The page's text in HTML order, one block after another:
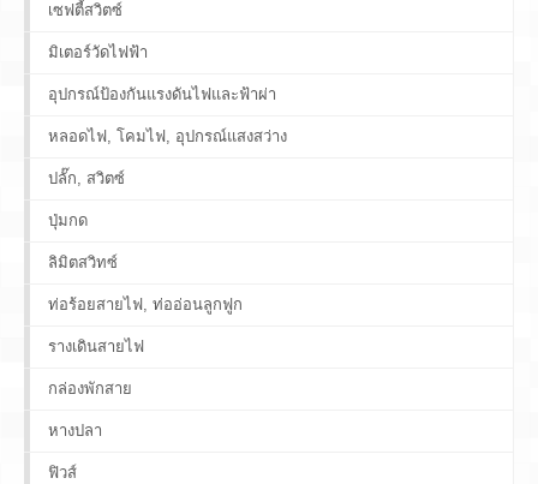
เซฟตี้สวิตซ์
มิเตอร์วัดไฟฟ้า
อุปกรณ์ป้องกันแรงดันไฟและฟ้าผ่า
หลอดไฟ, โคมไฟ, อุปกรณ์แสงสว่าง
ปลั๊ก, สวิตซ์
ปุ่มกด
ลิมิตสวิทซ์
ท่อร้อยสายไฟ, ท่ออ่อนลูกฟูก
รางเดินสายไฟ
กล่องพักสาย
หางปลา
ฟิวส์